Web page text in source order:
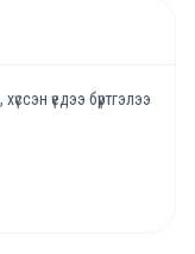
үедээ бүртгэлээ